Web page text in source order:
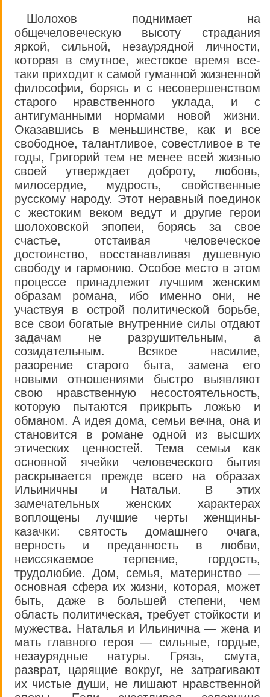
Шолохов поднимает на
общечеловеческую высоту страдания
яркой, сильной, незаурядной личности,
которая в смутное, жестокое время все-
таки приходит к самой гуманной жизненной
философии, борясь и с несовершенством
старого нравственного уклада, и с
антигуманными нормами новой жизни.
Оказавшись в меньшинстве, как и все
свободное, талантливое, совестливое в те
годы, Григорий тем не менее всей жизнью
своей утверждает доброту, любовь,
милосердие, мудрость, свойственные
русскому народу. Этот неравный поединок
с жестоким веком ведут и другие герои
шолоховской эпопеи, борясь за свое
счастье, отстаивая человеческое
достоинство, восстанавливая душевную
свободу и гармонию. Особое место в этом
процессе принадлежит лучшим женским
образам романа, ибо именно они, не
участвуя в острой политической борьбе,
все свои богатые внутренние силы отдают
задачам не разрушительным, а
созидательным. Всякое насилие,
разорение старого быта, замена его
новыми отношениями быстро выявляют
свою нравственную несостоятельность,
которую пытаются прикрыть ложью и
обманом. А идея дома, семьи вечна, она и
становится в романе одной из высших
этических ценностей. Тема семьи как
основной ячейки человеческого бытия
раскрывается прежде всего на образах
Ильиничны и Натальи. В этих
замечательных женских характерах
воплощены лучшие черты женщины-
казачки: святость домашнего очага,
верность и преданность в любви,
неиссякаемое терпение, гордость,
трудолюбие. Дом, семья, материнство —
основная сфера их жизни, которая, может
быть, даже в большей степени, чем
область политическая, требует стойкости и
мужества. Наталья и Ильинична — жена и
мать главного героя — сильные, гордые,
незаурядные натуры. Грязь, смута,
разврат, царящие вокруг, не затрагивают
их чистые души, не лишают нравственной